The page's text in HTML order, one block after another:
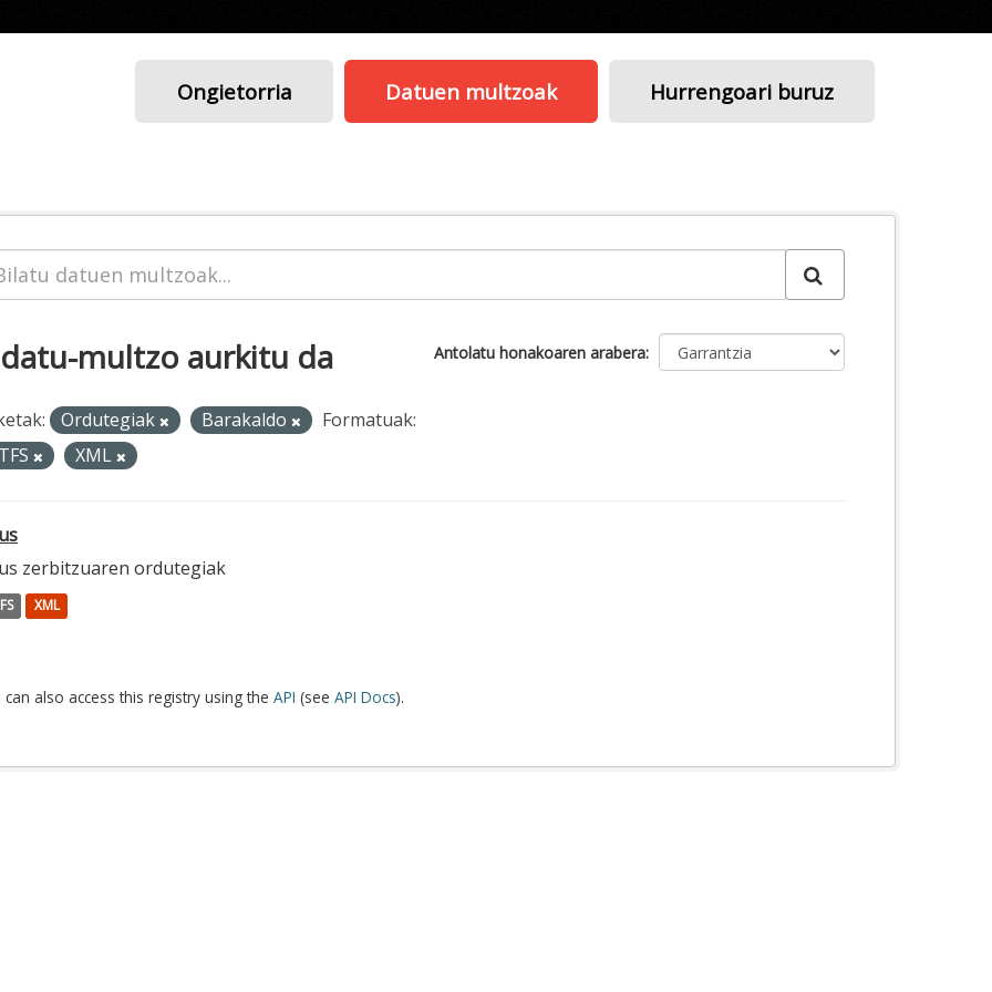
Ongietorria Datuen multzoak Hurrengoari buruz
Antolatu honakoaren arabera
multzo aurkitu da
Ordutegiak Barakaldo
Formatuak:
XML
zerbitzuaren ordutegiak
XML
can also access this registry using the API (see API Docs).